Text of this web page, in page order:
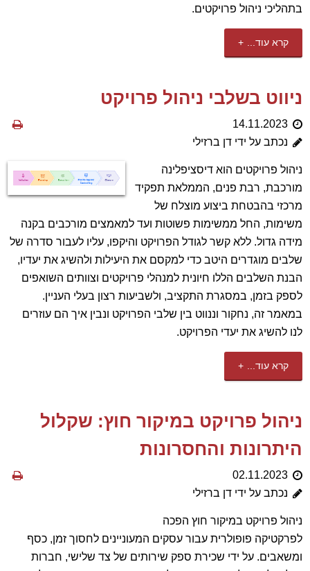
בתהליכי ניהול פרויקטים.
קרא עוד...
ניווט בשלבי ניהול פרויקט
14.11.2023
נכתב על ידי דן ברזילי
ניהול פרויקטים הוא דיסציפלינה
מורכבת, רבת פנים, הממלאת תפקיד
מרכזי בהבטחת ביצוע מוצלח של
משימות, החל ממשימות פשוטות ועד למאמצים מורכבים בקנה
מידה גדול. ללא קשר לגודל הפרויקט והיקפו, עליו לעבור סדרה של
שלבים מוגדרים היטב כדי למקסם את היעילות ולהשיג את יעדיו,
הבנת השלבים הללו חיונית למנהלי פרויקטים וצוותים השואפים
לספק בזמן, במסגרת התקציב, ולשביעות רצון בעלי העניין.
במאמר זה, נחקור וננווט בין שלבי הפרויקט ונבין איך הם עוזרים
לנו להשיג את יעדי הפרויקט.
קרא עוד...
ניהול פרויקט במיקור חוץ: שקלול
היתרונות והחסרונות
02.11.2023
נכתב על ידי דן ברזילי
ניהול פרויקט במיקור חוץ הפכה
לפרקטיקה פופולרית עבור עסקים המעוניינים לחסוך זמן, כסף
ומשאבים. על ידי שכירת ספק שירותים של צד שלישי, חברות